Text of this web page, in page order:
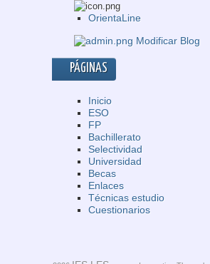
OrientaLine
Modificar Blog
PÁGINAS
Inicio
ESO
FP
Bachillerato
Selectividad
Universidad
Becas
Enlaces
Técnicas estudio
Cuestionarios